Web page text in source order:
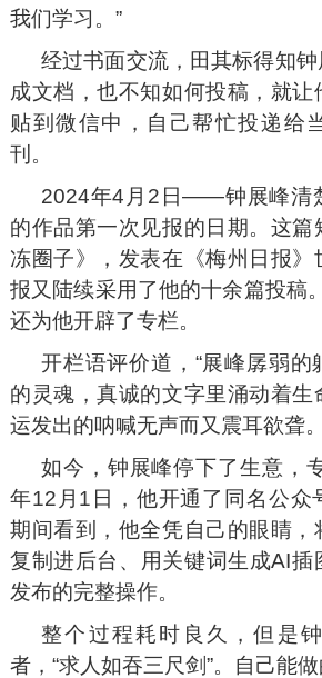
我们学习。”
经过书面交流，田其标得知
成文档，也不知如何投稿，就
贴到微信中，自己帮忙投递给
刊。
2024年4月2日——钟展峰清
的作品第一次见报的日期。这
冻圈子》，发表在《梅州日报
报又陆续采用了他的十余篇投稿
还为他开辟了专栏。
开栏语评价道，“展峰孱弱的
的灵魂，真诚的文字里涌动着生
运发出的呐喊无声而又震耳欲聋
如今，钟展峰停下了生意，
年12月1日，他开通了同名公众
期间看到，他全凭自己的眼睛，
复制进后台、用关键词生成AI插
发布的完整操作。
整个过程耗时良久，但是
者，“求人如吞三尺剑”。自己能